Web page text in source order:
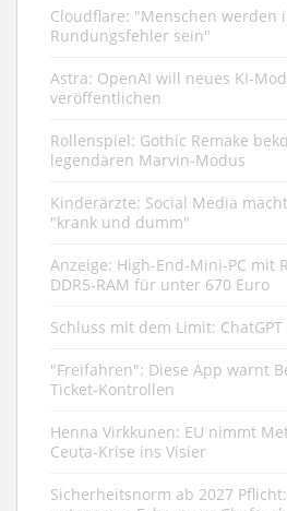
Cloudflare: "Menschen werden
Rundungsfehler sein"
Astra: OpenAI will neues KI-
veröffentlichen
Rollenspiel: Gothic Remake
legendären Marvin-Modus
Kinderärzte: Social Media
"krank und dumm"
Anzeige: High-End-Mini-PC mit
DDR5-RAM für unter 670 Euro
Schluss mit dem Limit:
"Freifahren": Diese App warnt
Ticket-Kontrollen
Henna Virkkunen: EU nimmt
Ceuta-Krise ins Visier
Sicherheitsnorm ab 2027